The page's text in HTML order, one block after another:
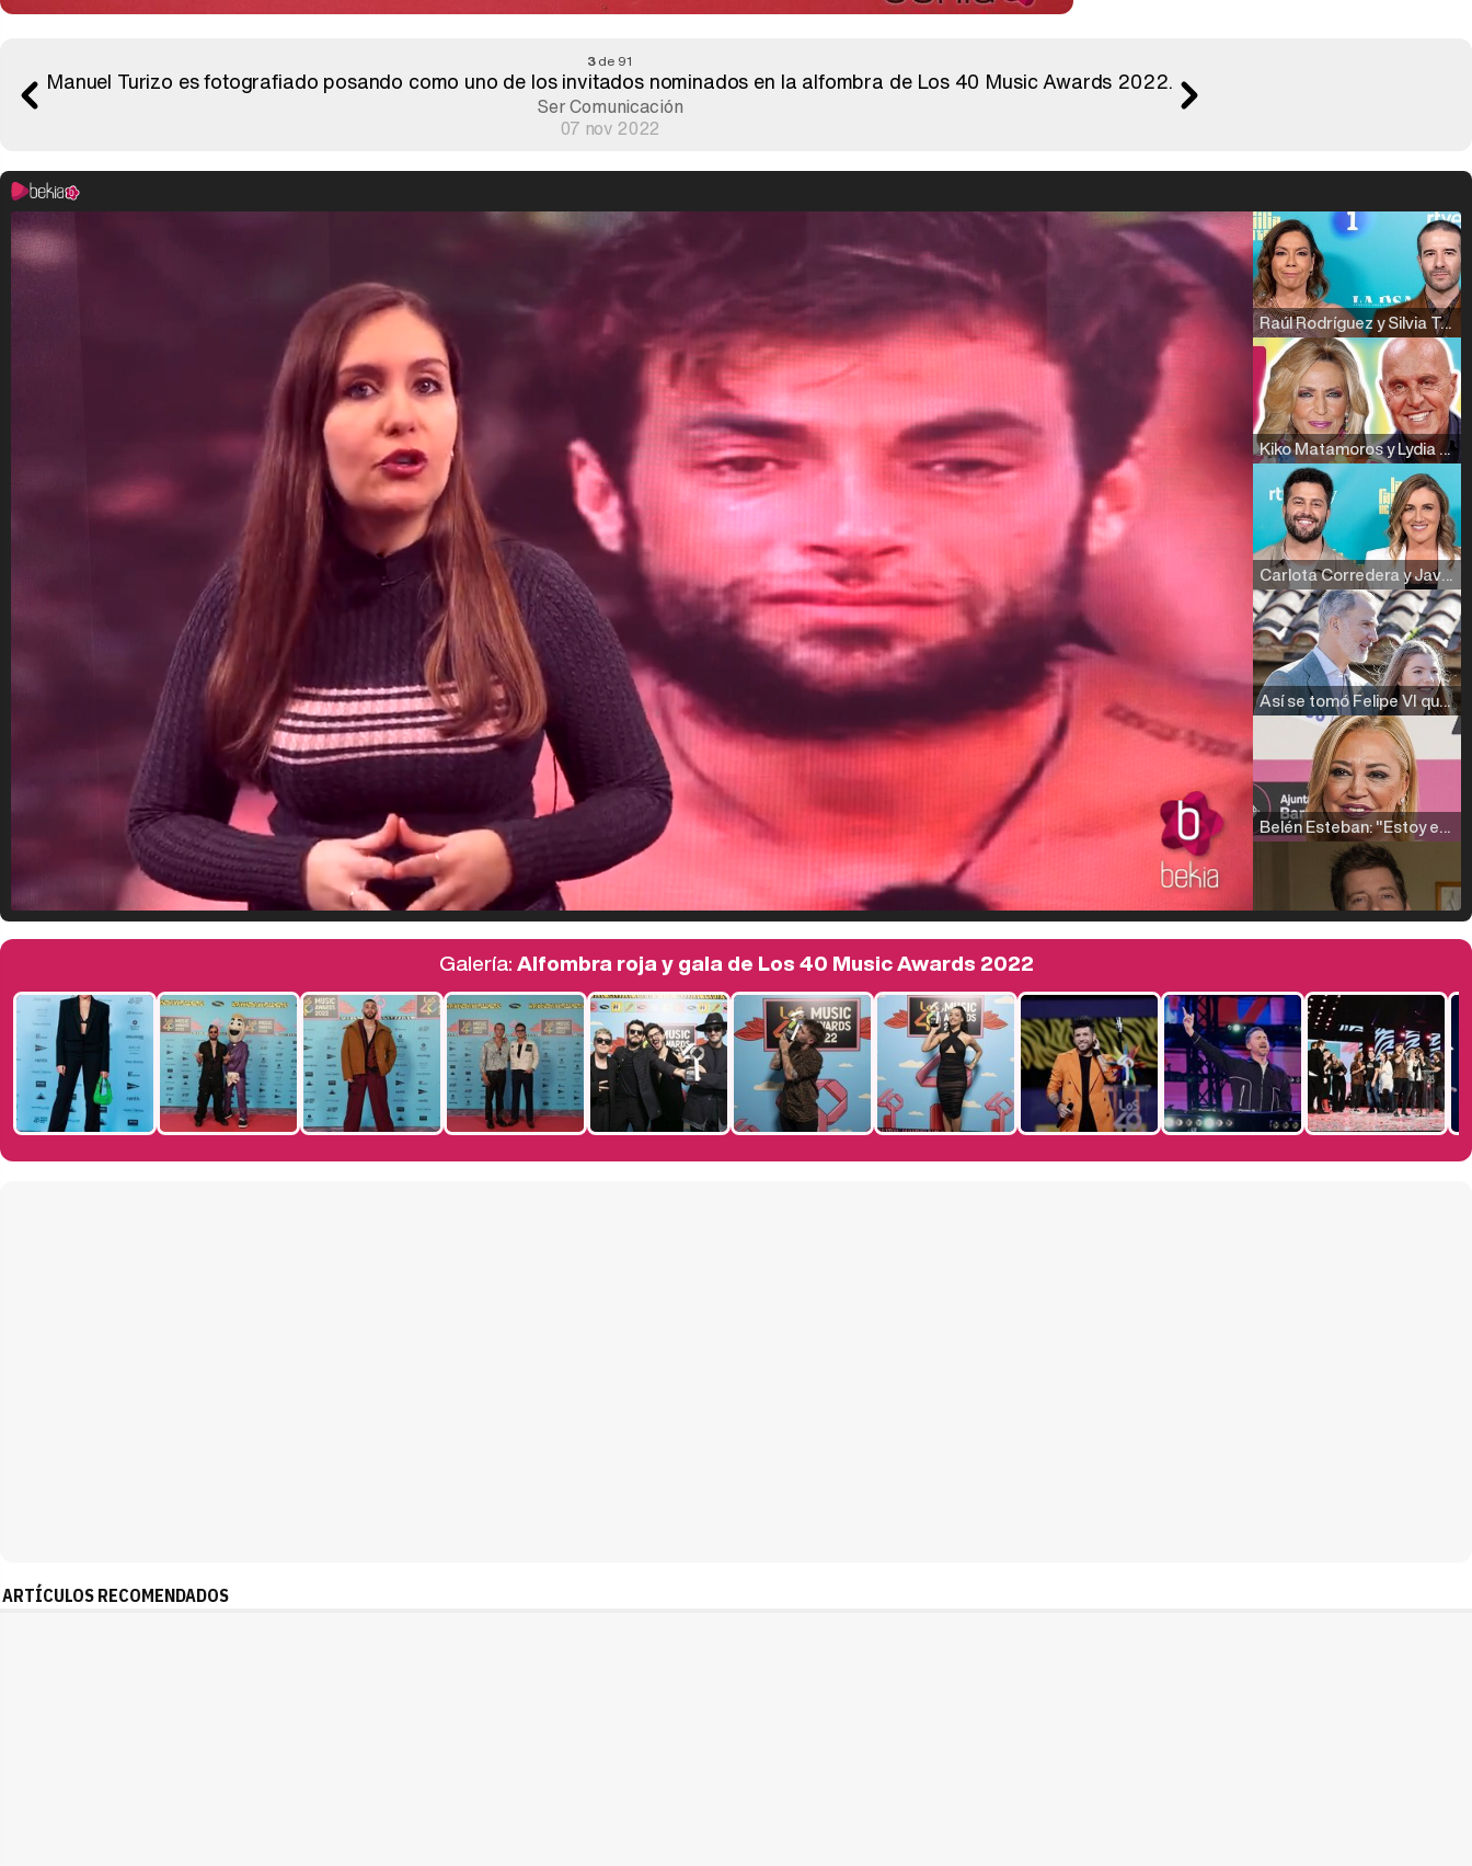
3de 91
Manuel Turizo es fotografiado posando como uno de los invitados nominados en la alfombra de Los 40 Music Awards 2022.
Ser Comunicación
07 nov 2022
Raúl Rodríguez y Silvia Taulés nos cuentan su papel en 'La familia de la tele'
Kiko Matamoros y Lydia Lozano: "Nuestro público es de todas las edades y RTVE tiene un público muy pegado a las novelas, al que tenemos que captar"
Carlota Corredera y Javier de Hoyos: "La tele tiene que representar al público también y aquí están todos los perfiles posibles&quo;
Así se tomó Felipe VI que la Infanta Sofía no quisiera recibir formación militar
Belén Esteban: "Estoy emocionada, muy contenta y muy feliz por llegar a RTVE"
Magdalena de Suecia responde a las críticas y explica por qué le han permitido lanzar su propio negocio
Galería:Alfombra roja y gala de Los 40 Music Awards 2022
ARTÍCULOS RECOMENDADOS